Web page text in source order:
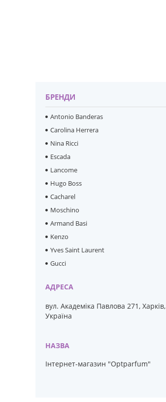
БРЕНДИ
Antonio Banderas
Carolina Herrera
Nina Ricci
Escada
Lancome
Hugo Boss
Cacharel
Moschino
Armand Basi
Kenzo
Yves Saint Laurent
Gucci
вул. Академіка Павлова 271, Харків,
Україна
Інтернет-магазин "Optparfum"